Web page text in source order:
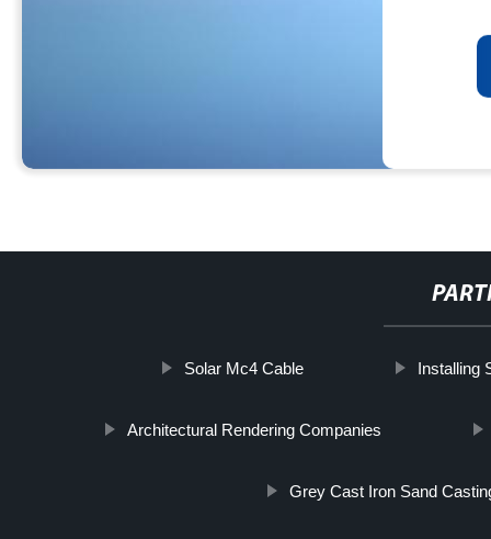
Solar Mc4 Cable Installing
Architectural Rendering Companies
Grey Cast Iron Sand